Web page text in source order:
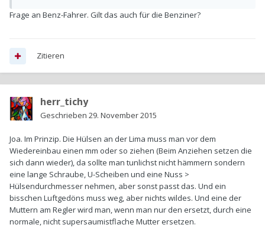
Frage an Benz-Fahrer. Gilt das auch für die Benziner?
Zitieren
herr_tichy
Geschrieben 29. November 2015
Joa. Im Prinzip. Die Hülsen an der Lima muss man vor dem
Wiedereinbau einen mm oder so ziehen (Beim Anziehen setzen die
sich dann wieder), da sollte man tunlichst nicht hämmern sondern
eine lange Schraube, U-Scheiben und eine Nuss >
Hülsendurchmesser nehmen, aber sonst passt das. Und ein
bisschen Luftgedöns muss weg, aber nichts wildes. Und eine der
Muttern am Regler wird man, wenn man nur den ersetzt, durch eine
normale, nicht supersaumistflache Mutter ersetzen.